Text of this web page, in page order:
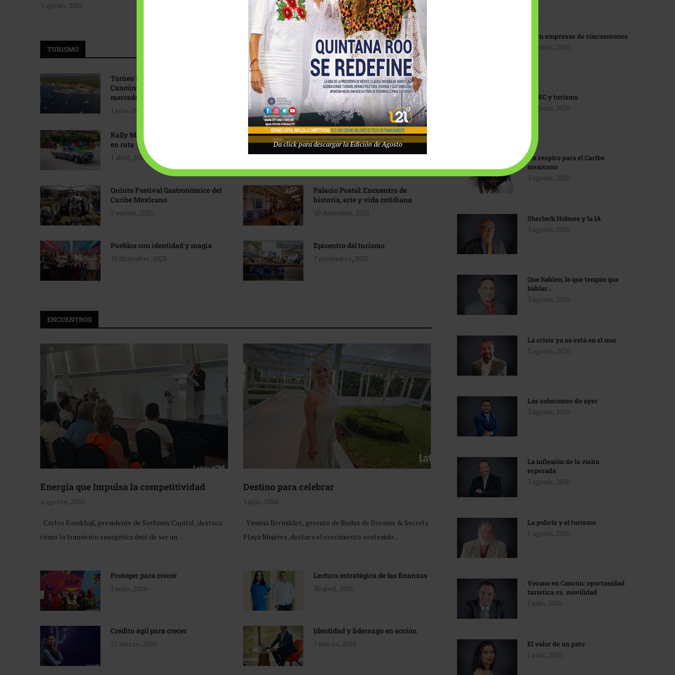
3 agosto, 2026
Tecnológico de Monterrey
3 agosto, 2026
TURISMO
Torneo Internacional de Pesca
Cancún: Navegando hacia nuevos
mercados
1 julio, 2026
Promoción turística con visión
1 abril, 2026
Rally Maya: Herencia automotriz
en ruta
1 abril, 2026
Industria global en
reconfiguración
31 marzo, 2026
Quinto Festival Gastronómico del
Caribe Mexicano
2 marzo, 2026
Palacio Postal: Encuentro de
historia, arte y vida cotidiana
10 diciembre, 2025
Pueblos con identidad y magia
10 diciembre, 2025
Epicentro del turismo
7 noviembre, 2025
ENCUENTROS
Energía que Impulsa la competitividad
4 agosto, 2026
Carlos Kamkhaji, presidente de Serfimex Capital, destaca
cómo la transición energética dejó de ser un …
Destino para celebrar
3 julio, 2026
Yamina Bermúdez, gerente de Bodas de Dreams & Secrets
Playa Mujeres, destaca el crecimiento sostenido …
Proteger para crecer
2 junio, 2026
Lectura estratégica de las finanzas
30 abril, 2026
Crédito ágil para crecer
31 marzo, 2026
Identidad y liderazgo en acción
7 marzo, 2026
IA en empresas de cincuentones
3 agosto, 2026
TMEC y turismo
3 agosto, 2026
Un respiro para el Caribe
mexicano
3 agosto, 2026
Sherlock Holmes y la IA
3 agosto, 2026
Que hablen, lo que tengan que
hablar…
3 agosto, 2026
La crisis ya no está en el mar
3 agosto, 2026
Las soluciones de ayer
3 agosto, 2026
La inflexión de la visita
esperada
3 agosto, 2026
La policía y el turismo
1 agosto, 2026
Verano en Cancún: oportunidad
turística vs. movilidad
1 julio, 2026
El valor de un pato
1 julio, 2026
Da click para descargar la Edición de Agosto